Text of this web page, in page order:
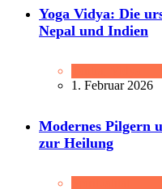
Yoga Vidya: Die
Nepal und Indien
1. Februar 2026
Modernes Pilgern
zur Heilung